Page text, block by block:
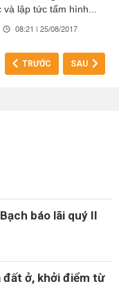
và lập tức tấm hình...
08:21 | 25/08/2017
TRƯỚC SAU
báo lãi quý II
đất ở, khởi điểm từ